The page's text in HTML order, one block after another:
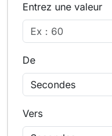
Entrez une valeur
De
Vers